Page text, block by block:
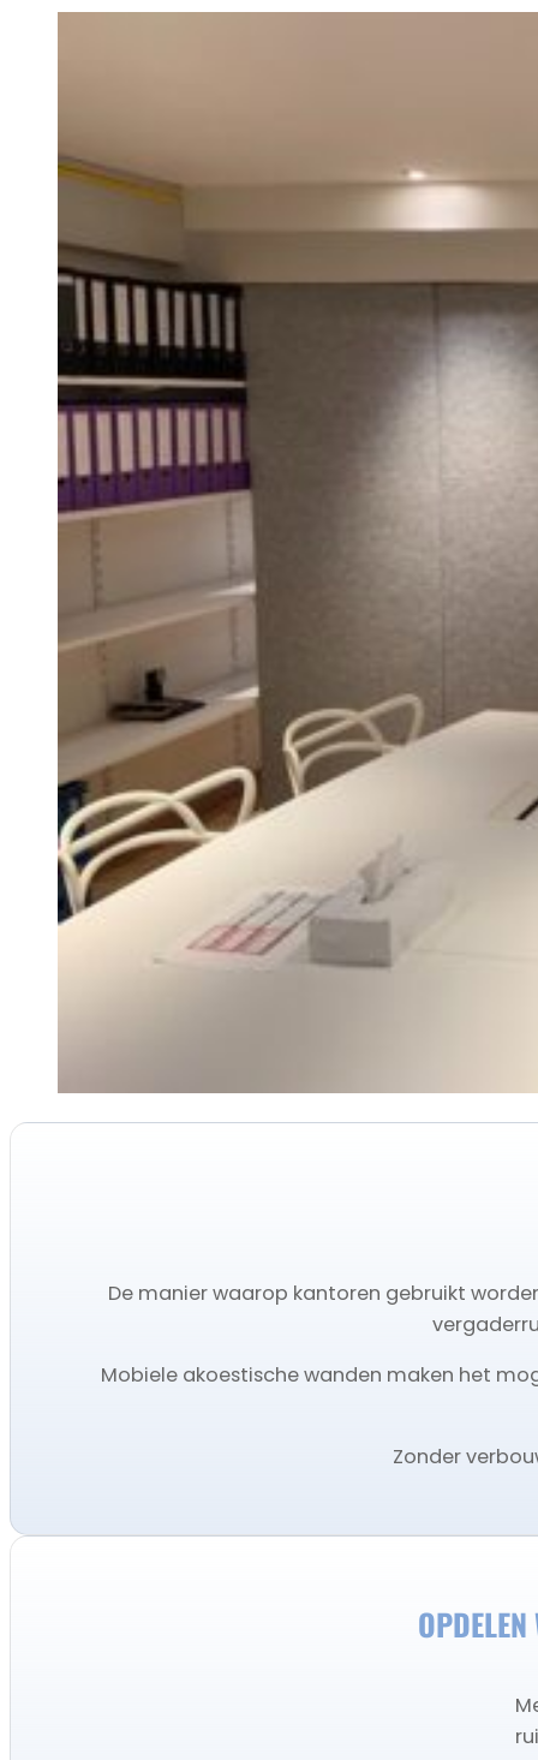
De manier waarop kantoren gebruikt
Mobiele akoestische wanden maken het
Zonder